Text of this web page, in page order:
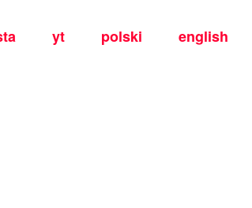
yt polski english